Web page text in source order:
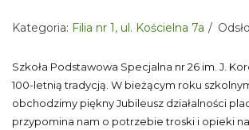
Kategoria: Filia nr 1, ul. Kościelna 7a
Szkoła Podstawowa Specjalna nr 26 im. J.
100-letnią tradycją. W bieżącym roku
obchodzimy piękny Jubileusz działalności
przypomina nam o potrzebie troski i opieki